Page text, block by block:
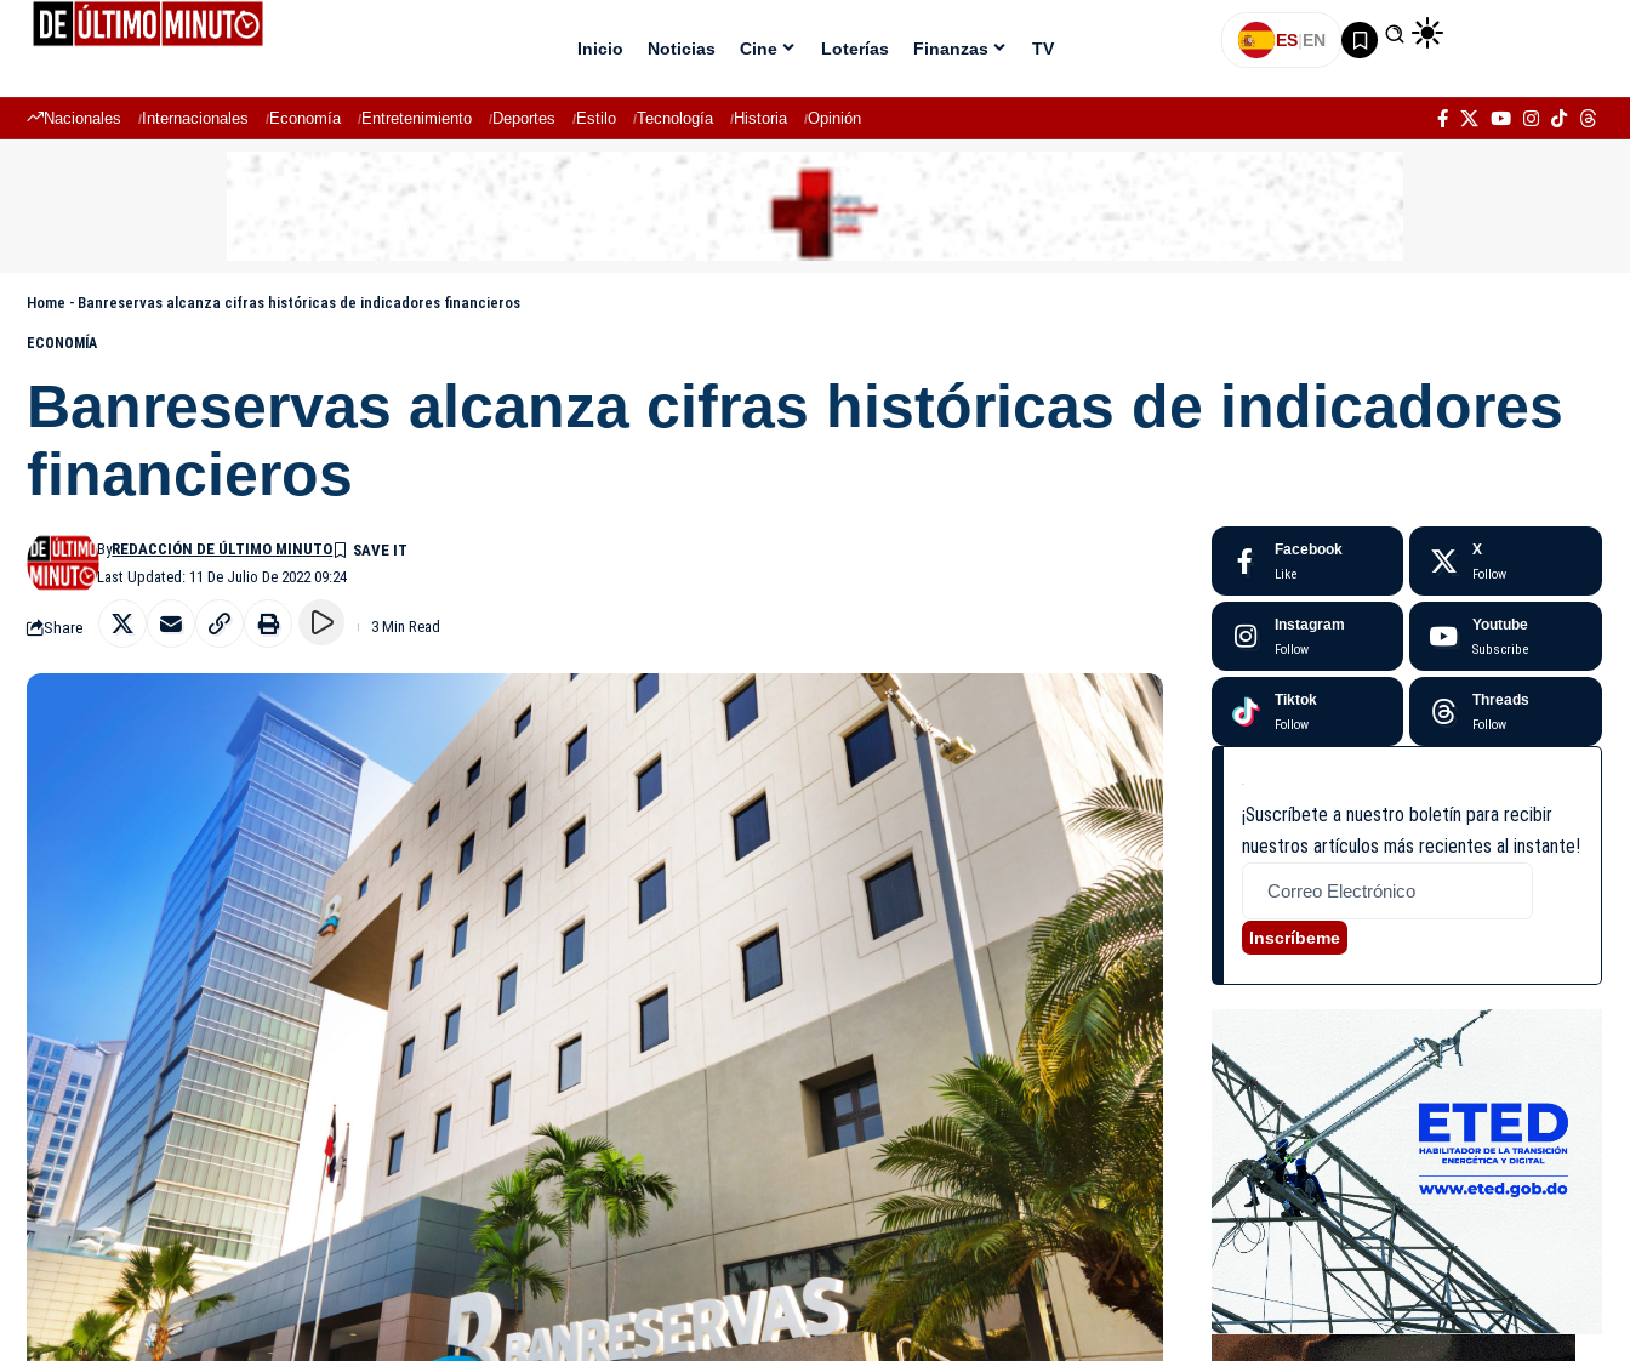
Inicio Noticias Cine Loterías Finanzas TV ES|EN
Nacionales Internacionales Economía Entretenimiento Deportes Estilo Tecnología Historia Opinión
Home - Banreservas alcanza cifras históricas de indicadores financieros
ECONOMÍA
Banreservas alcanza cifras históricas de indicadores
financieros
Last Updated: 11 De Julio De 2022 09:24
ByREDACCIÓN DE ÚLTIMO MINUTO
Share 3 Min Read
Facebook
Like
X
Follow
Instagram
Follow
Youtube
Subscribe
Tiktok
Follow
Threads
Follow
¡Suscríbete a nuestro boletín para recibir
nuestros artículos más recientes al instante!
Inscríbeme